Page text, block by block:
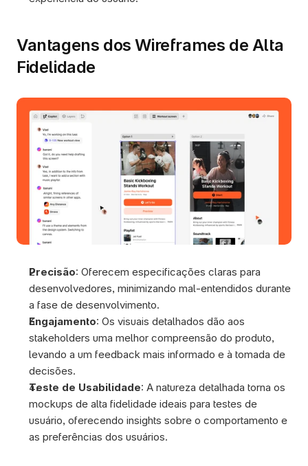
Vantagens dos Wireframes de Alta
Fidelidade
Precisão: Oferecem especificações claras para
desenvolvedores, minimizando mal-entendidos durante
a fase de desenvolvimento.
Engajamento: Os visuais detalhados dão aos
stakeholders uma melhor compreensão do produto,
levando a um feedback mais informado e à tomada de
decisões.
Teste de Usabilidade: A natureza detalhada torna os
mockups de alta fidelidade ideais para testes de
usuário, oferecendo insights sobre o comportamento e
as preferências dos usuários.